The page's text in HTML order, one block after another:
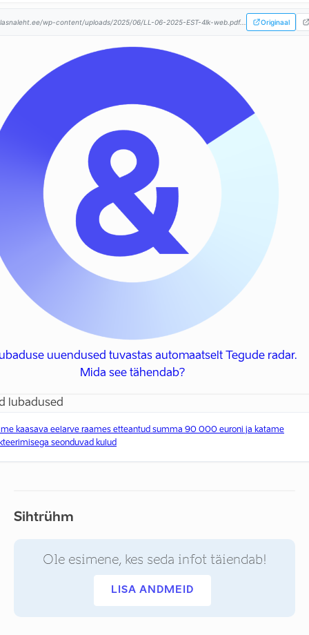
lasnaleht.ee/wp-content/uploads/2025/06/LL-06-2025-EST-4lk-web.pdf... Originaal
uuendused tuvastas automaatselt Tegude radar.
Mida see tähendab?
lubadused
kaasava eelarve raames etteantud summa 90 000 euroni ja katame
seonduvad kulud
Sihtrühm
Ole esimene, kes seda infot täiendab!
LISA ANDMEID